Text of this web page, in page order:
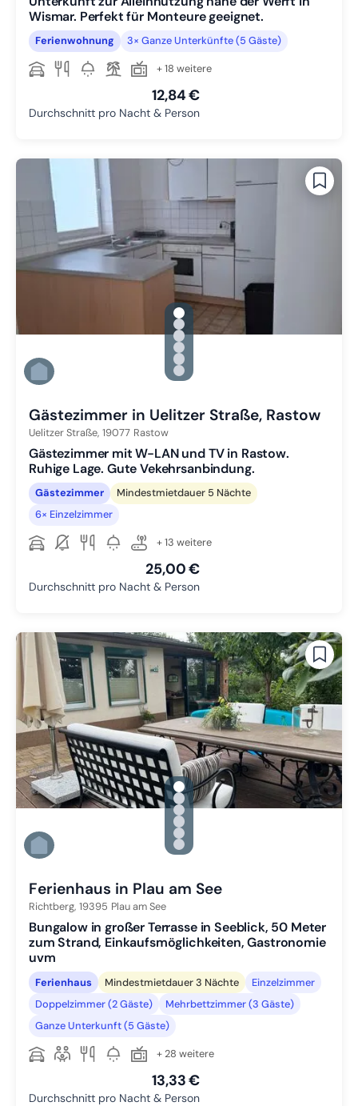
Wismar. Perfekt für Monteure geeignet.
Ferienwohnung 3× Ganze Unterkünfte (5 Gäste)
+ 18 weitere
12,84 €
Durchschnitt pro Nacht & Person
gallery.slide_selector
Zu Slide 1 wechseln
Zu Slide 2 wechseln
Zu Slide 3 wechseln
Zu Slide 4 wechseln
Zu Slide 5 wechseln
Zu Slide 6 wechseln
Gästezimmer in Uelitzer Straße, Rastow
Uelitzer Straße, 19077 Rastow
Gästezimmer mit W-LAN und TV in Rastow.
Ruhige Lage. Gute Vekehrsanbindung.
Gästezimmer
Mindestmietdauer 5 Nächte
6× Einzelzimmer
+ 13 weitere
25,00 €
Durchschnitt pro Nacht & Person
gallery.slide_selector
Zu Slide 1 wechseln
Zu Slide 2 wechseln
Zu Slide 3 wechseln
Zu Slide 4 wechseln
Zu Slide 5 wechseln
Zu Slide 6 wechseln
Ferienhaus in Plau am See
Richtberg, 19395 Plau am See
Bungalow in großer Terrasse in Seeblick, 50 Meter
zum Strand, Einkaufsmöglichkeiten, Gastronomie
uvm
Ferienhaus Mindestmietdauer 3 Nächte
Einzelzimmer
Doppelzimmer (2 Gäste)
Mehrbettzimmer (3 Gäste)
Ganze Unterkunft (5 Gäste)
+ 28 weitere
13,33 €
Durchschnitt pro Nacht & Person